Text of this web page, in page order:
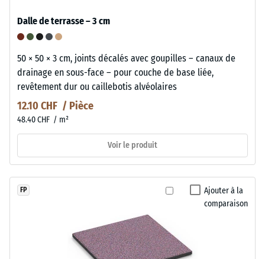
Dalle de terrasse – 3 cm
50 × 50 × 3 cm, joints décalés avec goupilles – canaux de
drainage en sous-face – pour couche de base liée,
revêtement dur ou caillebotis alvéolaires
12.10 CHF / Pièce
48.40 CHF / m²
Voir le produit
Ajouter à la
comparaison
FP